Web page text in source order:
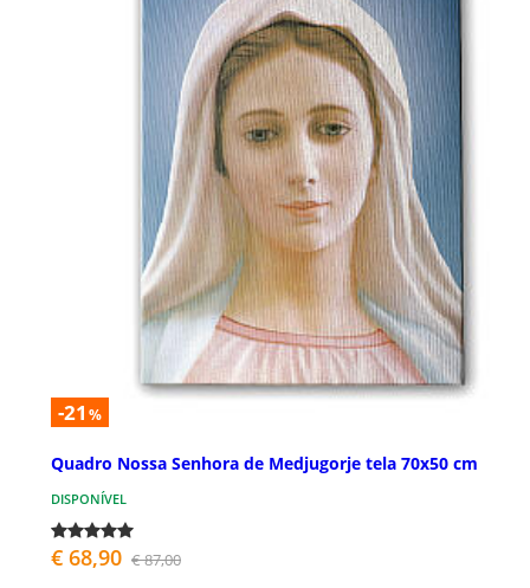
-21 %
Quadro Nossa Senhora de Medjugorje tela 70x50 cm
DISPONÍVEL
€ 68,90 € 87,00